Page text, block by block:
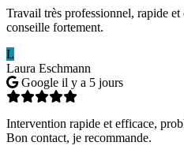
Travail très professionnel, rapide
conseille fortement.
L
Laura Eschmann
Google il y a 5 jours
Intervention rapide et efficace,
Bon contact, je recommande.